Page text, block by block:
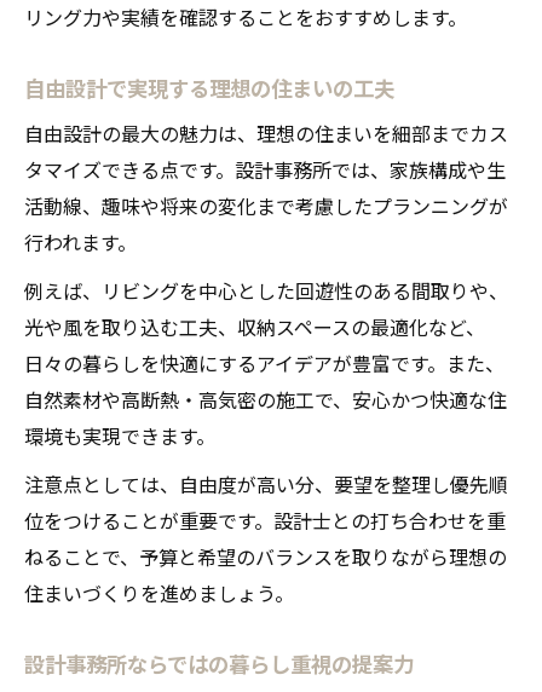
自由設計の家づくりに必要なヒアリング力とは
右する
自由設計で満足度を高めるヒアリングの重
要性
設計事務所が深掘りする家族のライフスタ
イル
こだわりを引き出すヒアリングの具体的手
法
設計事務所の丁寧なヒアリングが叶える安
心感
ライフスタイル反映の家を設計事務所で手に入
れる
設計事務所で叶えるライフスタイル重視の
家
自由設計が実現する日常を楽しむ住まい
家族の暮らし方に合う設計事務所の提案力
リング力や実績を確認することをおすすめします。
自由設計で実現する理想の住まいの工夫
自由設計の最大の魅力は、理想の住まいを細部までカス
タマイズできる点です。設計事務所では、家族構成や生
活動線、趣味や将来の変化まで考慮したプランニングが
行われます。
例えば、リビングを中心とした回遊性のある間取りや、
光や風を取り込む工夫、収納スペースの最適化など、
日々の暮らしを快適にするアイデアが豊富です。また、
自然素材や高断熱・高気密の施工で、安心かつ快適な住
環境も実現できます。
注意点としては、自由度が高い分、要望を整理し優先順
位をつけることが重要です。設計士との打ち合わせを重
ねることで、予算と希望のバランスを取りながら理想の
住まいづくりを進めましょう。
設計事務所ならではの暮らし重視の提案力